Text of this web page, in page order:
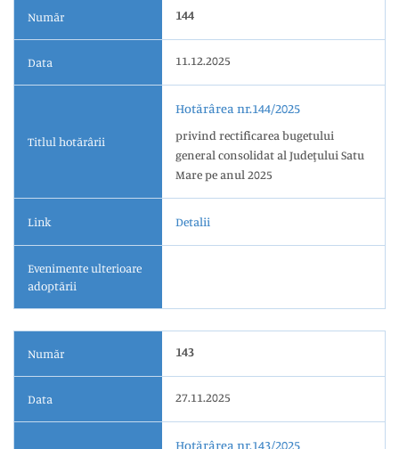
Număr 144
Data 11.12.2025
Titlul hotărârii
Hotărârea nr.144/2025
privind rectificarea bugetului
general consolidat al Judeţului Satu
Mare pe anul 2025
Link Detalii
Evenimente ulterioare
adoptării
Număr 143
Data 27.11.2025
Hotărârea nr.143/2025